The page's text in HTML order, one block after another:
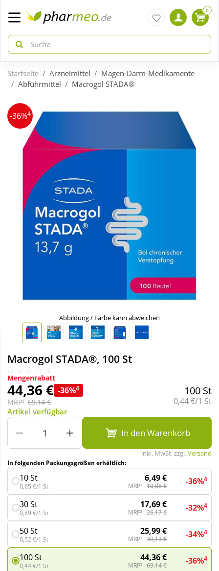
zurück
ÜBERSICHT AKTIONEN
Aktuelle Coupons
Gratis dazu
Neuheiten
Schnäppchen
Täglich gut versorgt
zurück
ÜBERSICHT KATEGORIEN
Arzneimittel
Bio & Genuss
Diabetes
Körperpflege & Kosmetik
Liebe & Erotik
Nahrungsergänzung
Sanitätshaus
Sport & Fitness
Tierbedarf
Wellness
0
Startseite Arzneimittel
Magen-Darm-Medikamente
Abführmittel
Macrogol STADA®
-36%4
Abbildung / Farbe kann abweichen
Macrogol STADA®, 100 St
Mengenrabatt
44,36 € -36%4
MRP² 69,14 €
100 St
Grundpreis:
0,44 €/1 St
Artikel verfügbar
In den Warenkorb
inkl. MwSt. zzgl.Versand
In folgenden Packungsgrößen erhältlich:
10 St
0,65 €/1 St
6,49 €
MRP² 10,08 € -36%4
30 St
0,59 €/1 St
17,69 €
MRP² 26,17 € -32%4
50 St
0,52 €/1 St
25,99 €
MRP² 39,13 € -34%4
100 St
0,44 €/1 St
44,36 €
MRP² 69,14 € -36%4